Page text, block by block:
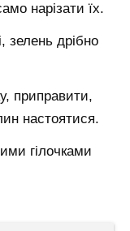
нарізати їх.
зелень дрібно
приправити,
настоятися.
гілочками